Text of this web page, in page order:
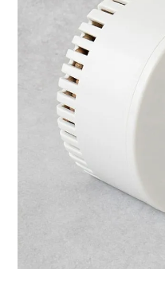
アウトレット